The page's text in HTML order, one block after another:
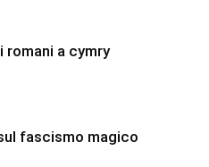
romani a cymry
fascismo magico